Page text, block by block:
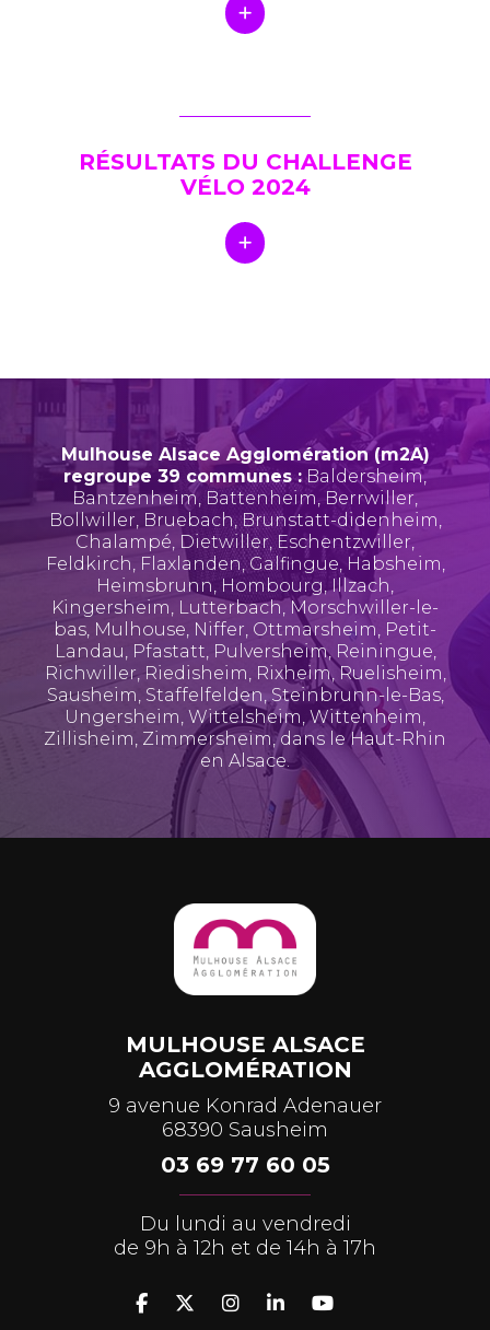
RÉSULTATS DU CHALLENGE
VÉLO 2024
Mulhouse Alsace Agglomération (m2A)
regroupe 39 communes : Baldersheim,
Bantzenheim, Battenheim, Berrwiller,
Bollwiller, Bruebach,Brunstatt-didenheim,
Chalampé, Dietwiller, Eschentzwiller,
Feldkirch, Flaxlanden,Galfingue, Habsheim,
Heimsbrunn, Hombourg,Illzach,
Kingersheim, Lutterbach, Morschwiller-le-
bas, Mulhouse, Niffer, Ottmarsheim, Petit-
Landau, Pfastatt, Pulversheim, Reiningue,
Richwiller, Riedisheim, Rixheim,Ruelisheim,
Sausheim, Staffelfelden, Steinbrunn-le-Bas,
Ungersheim, Wittelsheim,Wittenheim,
Zillisheim, Zimmersheim, dans le Haut-Rhin
en Alsace.
MULHOUSE ALSACE
AGGLOMÉRATION
9 avenue Konrad Adenauer
68390 Sausheim
03 69 77 60 05
Du lundi au vendredi
de 9h à 12h et de 14h à 17h